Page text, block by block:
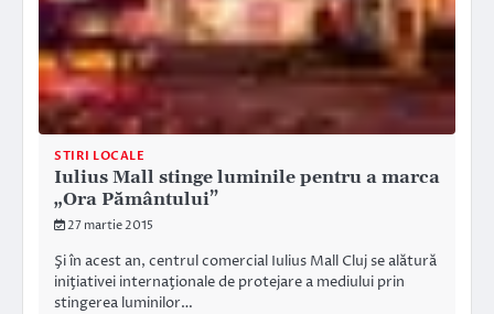
STIRI LOCALE
Iulius Mall stinge luminile pentru a marca
„Ora Pământului”
27 martie 2015
Şi în acest an, centrul comercial Iulius Mall Cluj se alătură
iniţiativei internaţionale de protejare a mediului prin
stingerea luminilor…